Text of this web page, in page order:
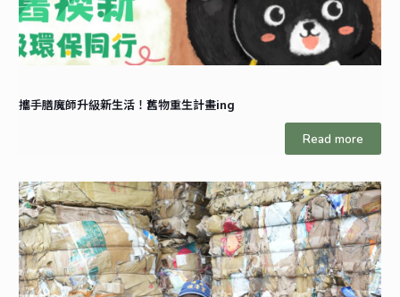
攜手膳魔師升級新生活！舊物重生計畫ing
Read more